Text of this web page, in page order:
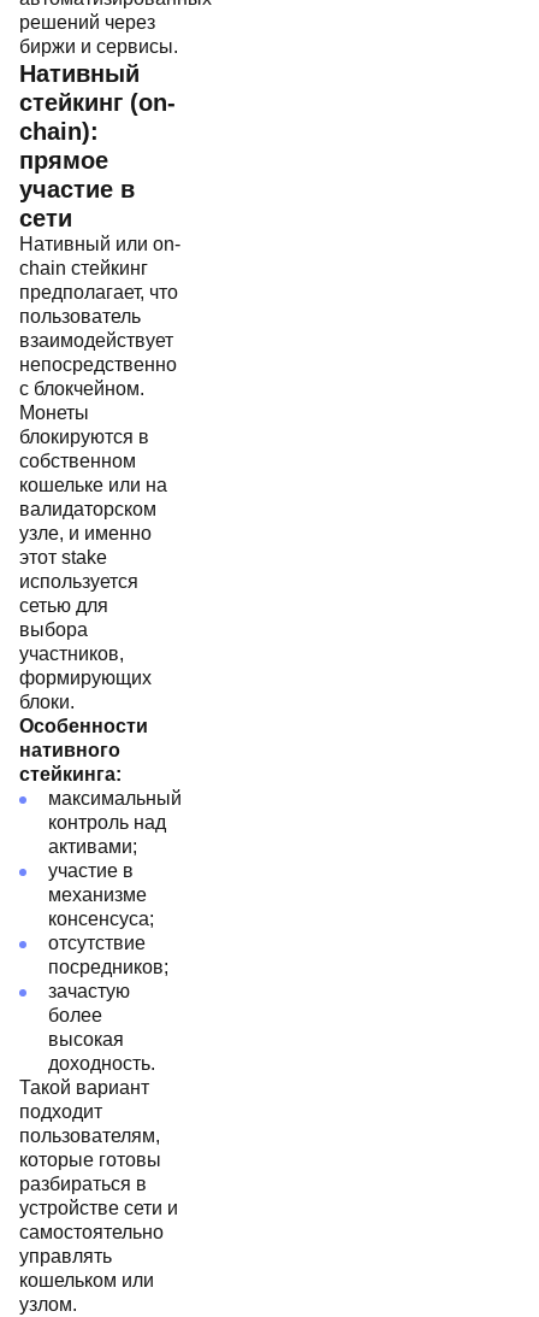
решений через
биржи и сервисы.
Нативный
стейкинг (on-
chain):
прямое
участие в
сети
Нативный или on-
chain стейкинг
предполагает, что
пользователь
взаимодействует
непосредственно
с блокчейном.
Монеты
блокируются в
собственном
кошельке или на
валидаторском
узле, и именно
этот stake
используется
сетью для
выбора
участников,
формирующих
блоки.
Особенности
нативного
стейкинга:
максимальный
контроль над
активами;
участие в
механизме
консенсуса;
отсутствие
посредников;
зачастую
более
высокая
доходность.
Такой вариант
подходит
пользователям,
которые готовы
разбираться в
устройстве сети и
самостоятельно
управлять
кошельком или
узлом.